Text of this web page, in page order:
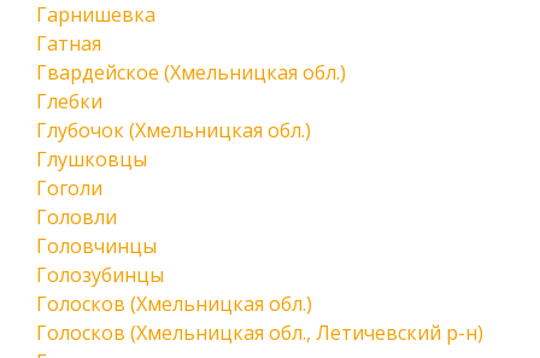
Гарнишевка
Гатная
Гвардейское (Хмельницкая обл.)
Глебки
Глубочок (Хмельницкая обл.)
Глушковцы
Гоголи
Головли
Головчинцы
Голозубинцы
Голосков (Хмельницкая обл.)
Голосков (Хмельницкая обл., Летичевский р-н)